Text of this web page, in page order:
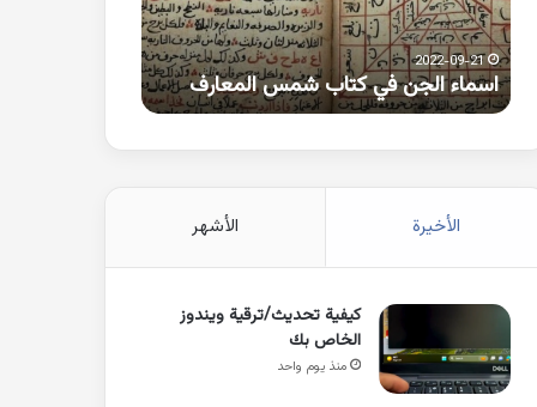
2022-09-21
اسماء الجن في كتاب شمس المعارف
الأخيرة الأشهر
كيفية تحديث/ترقية ويندوز
الخاص بك
منذ يوم واحد